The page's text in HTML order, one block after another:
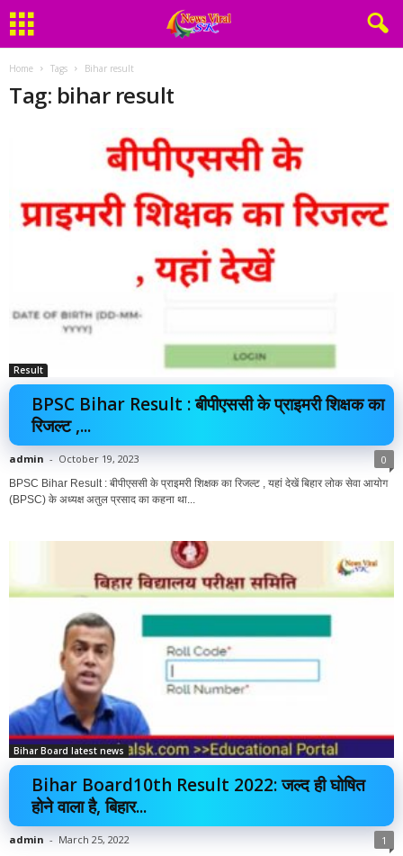
Home Tags Bihar result
Tag: bihar result
Result
BPSC Bihar Result : बीपीएससी के प्राइमरी शिक्षक का
रिजल्ट ,...
admin - October 19, 2023 0
BPSC Bihar Result : बीपीएससी के प्राइमरी शिक्षक का रिजल्ट , यहां देखें बिहार लोक सेवा आयोग
(BPSC) के अध्यक्ष अतुल प्रसाद का कहना था...
Bihar Board latest news
Bihar Board10th Result 2022: जल्द ही घोषित
होने वाला है, बिहार...
admin - March 25, 2022 1